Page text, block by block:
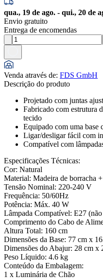
qua., 19 de ago. - qui., 20 de
Envio gratuito
Entrega de encomendas
Venda através de: FDS GmbH
Descrição do produto
Projetado com juntas
Fabricado com estrutura
tecido
Equipado com uma base
Ligar/desligar fácil com
Compatível com
Especificações Técnicas:
Cor: Natural
Material: Madeira de borracha
Tensão Nominal: 220-240 V
Frequência: 50/60Hz
Potência: Máx. 40 W
Lâmpada Compatível: E27
Comprimento do Cabo de
Altura Total: 160 cm
Dimensões da Base: 77 cm x
Dimensões do Abajur: 28 cm x
Peso Líquido: 4.6 kg
Conteúdo da Embalagem:
1 x Luminária de Chão